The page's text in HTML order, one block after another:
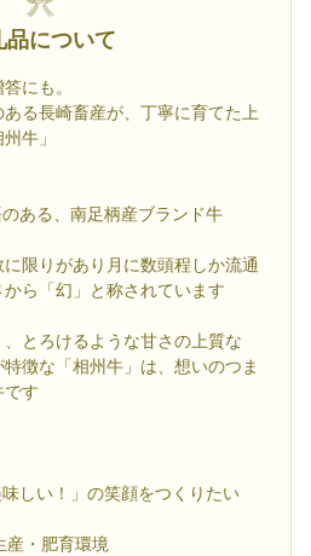
品について
にも。
る長崎畜産が、丁寧に育てた上
牛」
ある、南足柄産ブランド牛
限りがあり月に数頭程しか流通
ら「幻」と称されています
とろけるような甘さの上質な
徴な「相州牛」は、想いのつま
です
しい！」の笑顔をつくりたい
産・肥育環境